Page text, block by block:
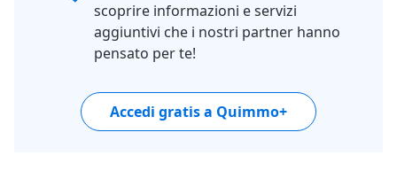
scoprire informazioni e servizi
aggiuntivi che i nostri partner hanno
pensato per te!
Accedi gratis a Quimmo+